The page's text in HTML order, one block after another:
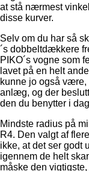
at stå nærmest
disse kurver.
Selv om du har så
´s dobbeltdækkere
PIKO´s vogne som
lavet på en helt
kunne jo også
anlæg, og der
den du benytter i
Mindste radius på
R4. Den valgt af
ikke, at det ser godt
igennem de helt
måske den